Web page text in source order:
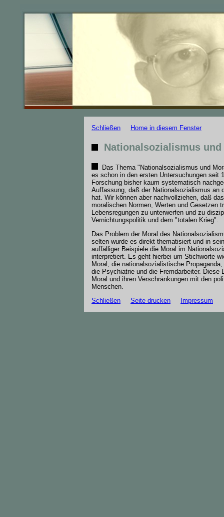
Schließen Home in diesem Fenster
Nationalsozialismus
Das Thema "Nationalsozialismus und
es schon in den ersten Untersuchungen seit
Forschung bisher kaum systematisch
Auffassung, daß der Nationalsozialismus an
hat. Wir können aber nachvollziehen, daß
moralischen Normen, Werten und Gesetzen
Lebensregungen zu unterwerfen und zu
Vernichtungspolitik und dem "totalen Krieg".
Das Problem der Moral des
selten wurde es direkt thematisiert und in
auffälliger Beispiele die Moral im
interpretiert. Es geht hierbei um Stichworte
Moral, die nationalsozialistische
die Psychiatrie und die Fremdarbeiter.
Moral und ihren Verschränkungen mit den
Menschen.
Schließen
Seite drucken Impressum